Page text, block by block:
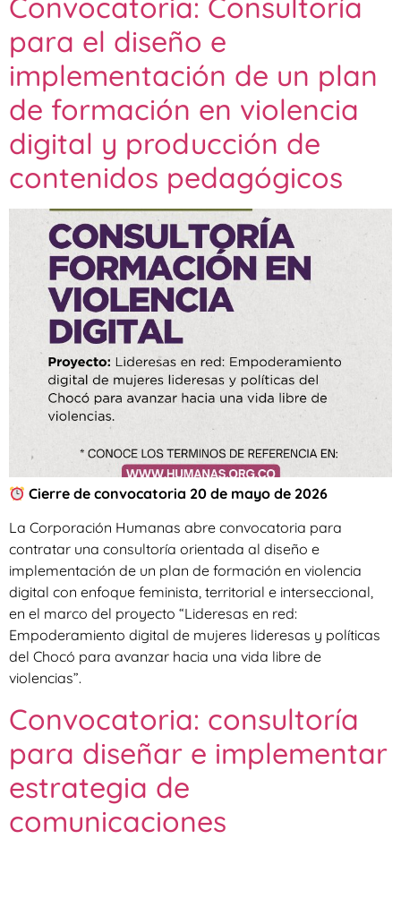
Convocatoria: Consultoría
para el diseño e
implementación de un plan
de formación en violencia
digital y producción de
contenidos pedagógicos
Cierre de convocatoria 20 de mayo de 2026
La Corporación Humanas abre convocatoria para
contratar una consultoría orientada al diseño e
implementación de un plan de formación en violencia
digital con enfoque feminista, territorial e interseccional,
en el marco del proyecto “Lideresas en red:
Empoderamiento digital de mujeres lideresas y políticas
del Chocó para avanzar hacia una vida libre de
violencias”.
Convocatoria: consultoría
para diseñar e implementar
estrategia de
comunicaciones